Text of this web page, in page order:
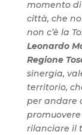
momento
città, che
non c’è la
Leonardo
Regione
sinergia,
territorio,
per andare
rilanciare il